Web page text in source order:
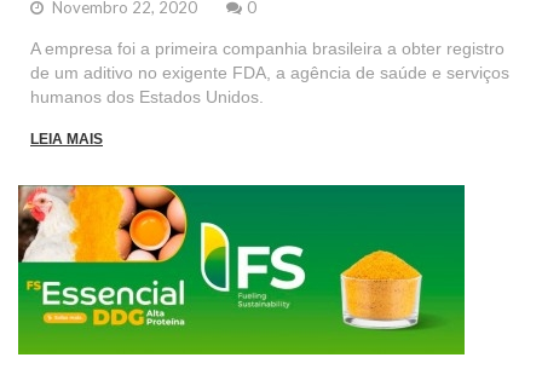
Novembro 22, 2020 0
A empresa foi a primeira companhia brasileira a obter registro
de um aditivo no exigente FDA, a agência de saúde e serviços
humanos dos Estados Unidos.
LEIA MAIS